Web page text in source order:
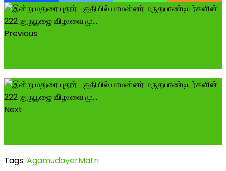
Previous
Next
Tags: AgamudayarMatri